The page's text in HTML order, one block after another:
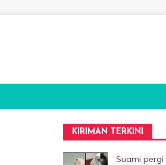
KIRIMAN TERKINI
Suami